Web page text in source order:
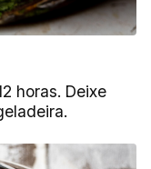
horas. Deixe